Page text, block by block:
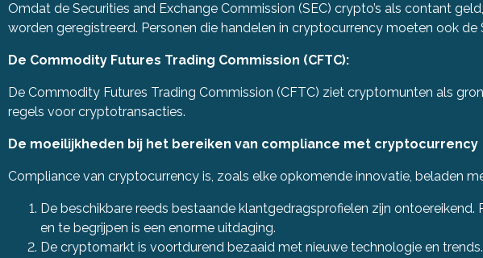
Omdat de Securities and Exchange Commission (SEC) crypto’s als contant
worden geregistreerd. Personen die handelen in cryptocurrency moeten ook
De Commodity Futures Trading Commission (CFTC):
De Commodity Futures Trading Commission (CFTC) ziet cryptomunten als
regels voor cryptotransacties.
De moeilijkheden bij het bereiken van compliance met cryptocurrency
Compliance van cryptocurrency is, zoals elke opkomende innovatie, beladen
De beschikbare reeds bestaande klantgedragsprofielen zijn
en te begrijpen is een enorme uitdaging.
De cryptomarkt is voortdurend bezaaid met nieuwe technologie en